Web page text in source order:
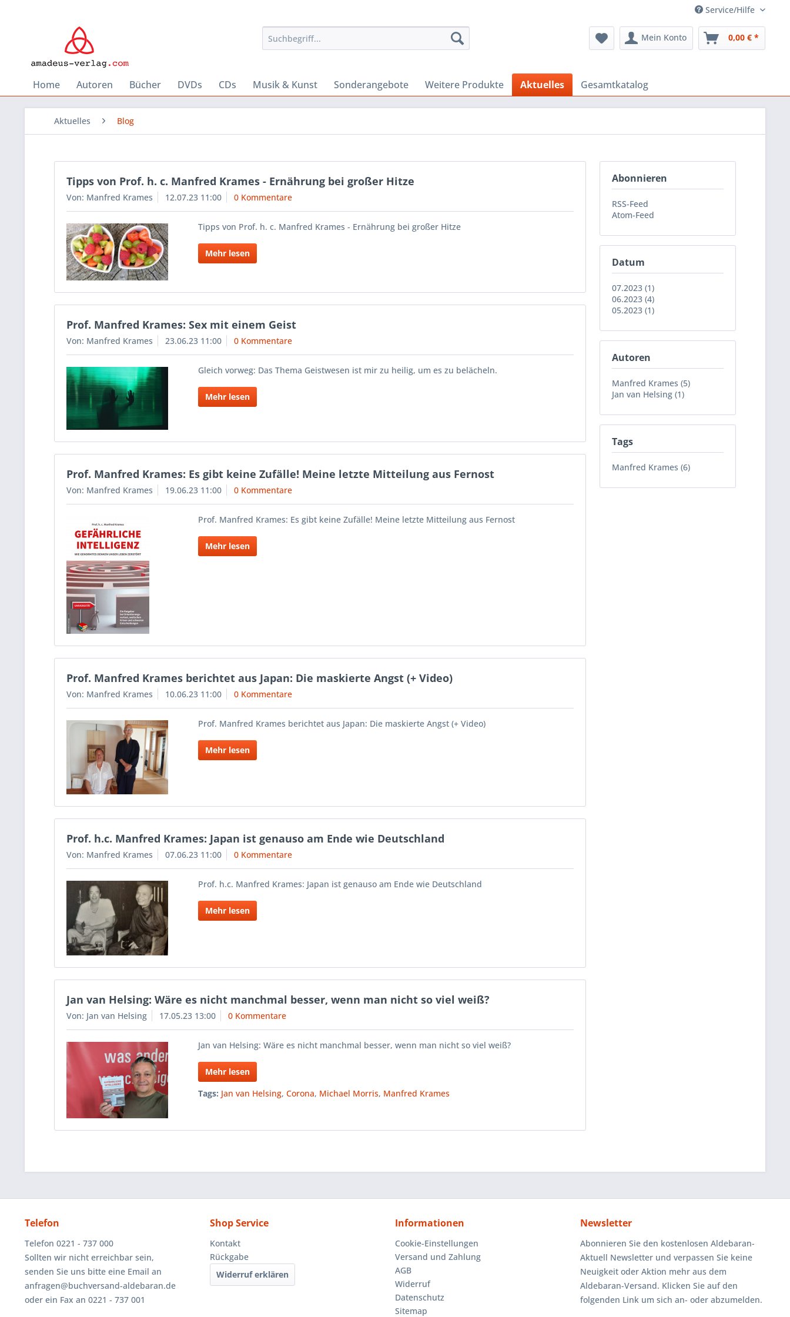
Service/Hilfe
Mein Konto 0,00 € *
Home Autoren Bücher DVDs CDs Musik & Kunst Sonderangebote Weitere Produkte Aktuelles Gesamtkatalog
Aktuelles Blog
Abonnieren
RSS-Feed
Atom-Feed
Datum
07.2023 (1)
06.2023 (4)
05.2023 (1)
Autoren
Manfred Krames (5)
Jan van Helsing (1)
Tags
Manfred Krames (6)
Tipps von Prof. h. c. Manfred Krames - Ernährung bei großer Hitze
Von: Manfred Krames 12.07.23 11:00 0 Kommentare
Tipps von Prof. h. c. Manfred Krames - Ernährung bei großer Hitze
Mehr lesen
Prof. Manfred Krames: Sex mit einem Geist
Von: Manfred Krames 23.06.23 11:00 0 Kommentare
Gleich vorweg: Das Thema Geistwesen ist mir zu heilig, um es zu belächeln.
Mehr lesen
Prof. Manfred Krames: Es gibt keine Zufälle! Meine letzte Mitteilung aus Fernost
Von: Manfred Krames 19.06.23 11:00 0 Kommentare
Prof. Manfred Krames: Es gibt keine Zufälle! Meine letzte Mitteilung aus Fernost
Mehr lesen
Prof. Manfred Krames berichtet aus Japan: Die maskierte Angst (+ Video)
Von: Manfred Krames 10.06.23 11:00 0 Kommentare
Prof. Manfred Krames berichtet aus Japan: Die maskierte Angst (+ Video)
Mehr lesen
Prof. h.c. Manfred Krames: Japan ist genauso am Ende wie Deutschland
Von: Manfred Krames 07.06.23 11:00 0 Kommentare
Prof. h.c. Manfred Krames: Japan ist genauso am Ende wie Deutschland
Mehr lesen
Jan van Helsing: Wäre es nicht manchmal besser, wenn man nicht so viel weiß?
Von: Jan van Helsing 17.05.23 13:00 0 Kommentare
Jan van Helsing: Wäre es nicht manchmal besser, wenn man nicht so viel weiß?
Mehr lesen
Tags: Jan van Helsing,Corona, Michael Morris, Manfred Krames
Telefon
Telefon 0221 - 737 000
Sollten wir nicht erreichbar sein,
senden Sie uns bitte eine Email an
anfragen@buchversand-aldebaran.de
oder ein Fax an 0221 - 737 001
Shop Service
Kontakt
Rückgabe
Widerruf erklären
Informationen
Cookie-Einstellungen
Versand und Zahlung
AGB
Widerruf
Datenschutz
Sitemap
Newsletter
Abonnieren Sie den kostenlosen Aldebaran-
Aktuell Newsletter und verpassen Sie keine
Neuigkeit oder Aktion mehr aus dem
Aldebaran-Versand. Klicken Sie auf den
folgenden Link um sich an- oder abzumelden.